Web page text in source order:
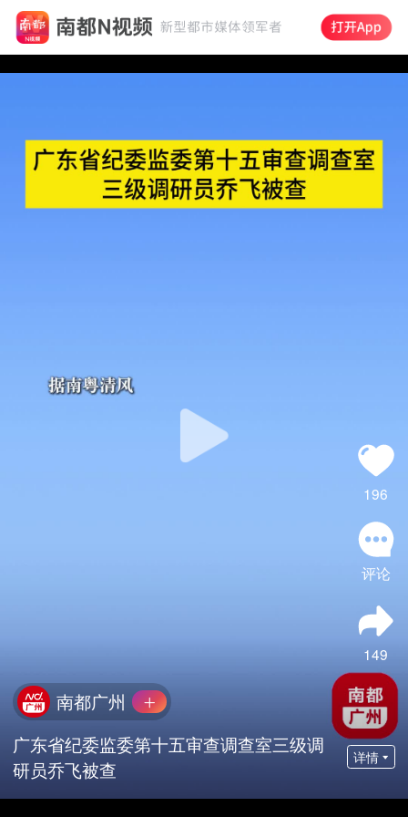
196
评论
149
南都广州
广东省纪委监委第十五审查调查室三级调
研员乔飞被查
详情